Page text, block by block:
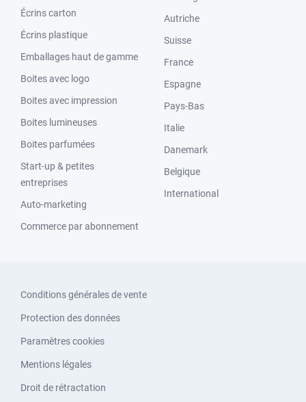
Écrins carton
Écrins plastique
Emballages haut de gamme
Boites avec logo
Boites avec impression
Boites lumineuses
Boites parfumées
Start-up & petites
entreprises
Auto-marketing
Commerce par abonnement
Autriche
Suisse
France
Espagne
Pays-Bas
Italie
Danemark
Belgique
International
Conditions générales de vente
Protection des données
Paramètres cookies
Mentions légales
Droit de rétractation